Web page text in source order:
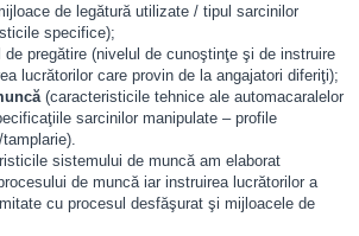
de legătură utilizate / tipul sarcinilor
specifice);
de pregătire (nivelul de cunoştinţe şi de instruire
lucrătorilor care provin de la angajatori diferiţi);
(caracteristicile tehnice ale automacaralelor
sarcinilor manipulate – profile
sistemului de muncă am elaborat
de muncă iar instruirea lucrătorilor a
cu procesul desfăşurat şi mijloacele de